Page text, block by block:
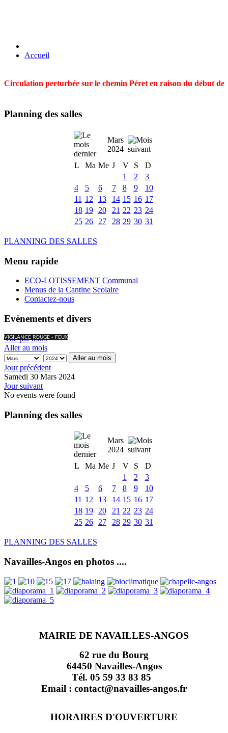
Accueil
Circulation perturbée sur le chemin Péret en raison du début
Planning des salles
Mars
2024
L
Ma Me J V S
D
1
2
3
4
5 6 7 8 9
10
11 12 13 14 15 16 17
18 19 20 21 22 23 24
25 26 27 28 29 30 31
PLANNING DES SALLES
Menu rapide
ECO-LOTISSEMENT Communal
Menus de la Cantine Scolaire
Contactez-nous
Evènements et divers
VIGILANCE ROUGE - FEUX
Vue par mois
Aller au mois
Aller au mois
Jour précédent
Samedi 30 Mars 2024
Jour suivant
No events were found
Planning des salles
Mars
2024
L
Ma Me J V S
D
1
2
3
4
5 6 7 8 9
10
11 12 13 14 15 16 17
18 19 20 21 22 23 24
25 26 27 28 29 30 31
PLANNING DES SALLES
Navailles-Angos en photos ....
MAIRIE DE NAVAILLES-ANGOS
62 rue du Bourg
64450 Navailles-Angos
Tél. 05 59 33 83 85
Email : contact@navailles-angos.fr
HORAIRES D'OUVERTURE